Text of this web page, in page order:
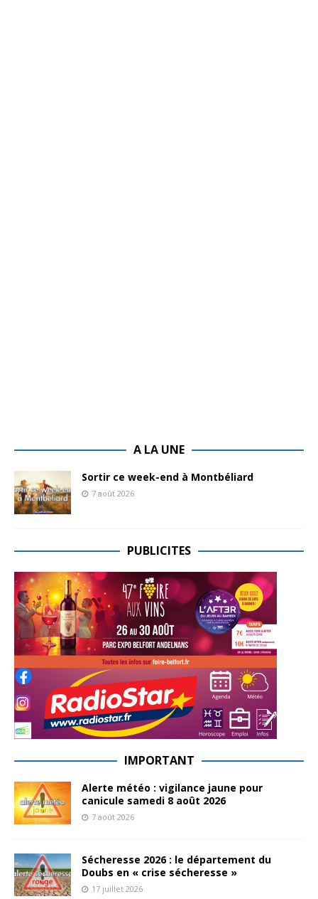
A LA UNE
Sortir ce week-end à Montbéliard
7 août 2026
PUBLICITES
IMPORTANT
Alerte météo : vigilance jaune pour
canicule samedi 8 août 2026
7 août 2026
Sécheresse 2026 : le département du
Doubs en « crise sécheresse »
17 juillet 2026